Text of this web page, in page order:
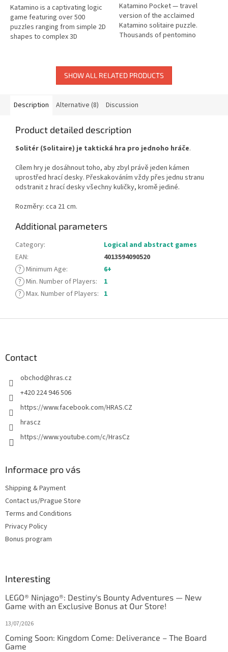
Katamino is a captivating logic
game featuring over 500
puzzles ranging from simple 2D
shapes to complex 3D
Katamino Pocket — travel
version of the acclaimed
Katamino solitaire puzzle.
Thousands of pentomino
SHOW ALL RELATED PRODUCTS
Description Alternative (8) Discussion
Product detailed description
Solitér (Solitaire) je taktická hra pro jednoho hráče.
Cílem hry je dosáhnout toho, aby zbyl právě jeden kámen
uprostřed hrací desky. Přeskakováním vždy přes jednu stranu
odstranit z hrací desky všechny kuličky, kromě jediné.
Rozměry: cca 21 cm.
Additional parameters
Category:
Logical and abstract games
EAN:
4013594090520
? Minimum Age:
6+
? Min. Number of Players:
1
? Max. Number of Players: 1
Contact
obchod@hras.cz
+420 224 946 506
https://www.facebook.com/HRAS.CZ
hrascz
https://www.youtube.com/c/HrasCz
Informace pro vás
Shipping & Payment
Contact us/Prague Store
Terms and Conditions
Privacy Policy
Bonus program
Interesting
LEGO® Ninjago®: Destiny's Bounty Adventures — New
Game with an Exclusive Bonus at Our Store!
13/07/2026
Coming Soon: Kingdom Come: Deliverance – The Board
Game